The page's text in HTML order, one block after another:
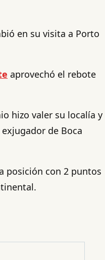
en su visita a Porto
aprovechó el rebote
hizo valer su localía y
de Boca
posición con 2 puntos